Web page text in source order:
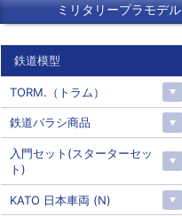
ミリタリープラモデル
鉄道模型
TORM.（トラム）
鉄道バラシ商品
入門セット(スターターセッ
ト)
KATO 日本車両 (N)